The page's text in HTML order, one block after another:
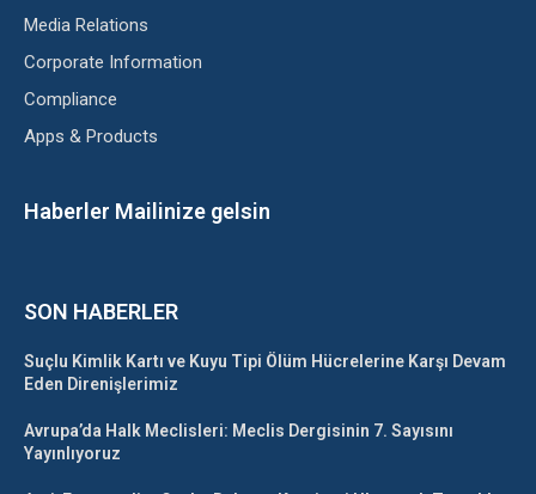
Media Relations
Corporate Information
Compliance
Apps & Products
Haberler Mailinize gelsin
SON HABERLER
Suçlu Kimlik Kartı ve Kuyu Tipi Ölüm Hücrelerine Karşı Devam
Eden Direnişlerimiz
Avrupa’da Halk Meclisleri: Meclis Dergisinin 7. Sayısını
Yayınlıyoruz